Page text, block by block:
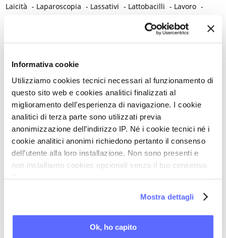
Informativa cookie
Utilizziamo cookies tecnici necessari al funzionamento di
questo sito web e cookies analitici finalizzati al
miglioramento dell’esperienza di navigazione. I cookie
analitici di terza parte sono utilizzati previa
anonimizzazione dell’indirizzo IP. Né i cookie tecnici né i
cookie analitici anonimi richiedono pertanto il consenso
dell’utente alla loro installazione. Non sono presenti e
non installiamo cookies opzionali senza il tuo consenso.
Mostra dettagli
Ok, ho capito
Laicità - Laparoscopia - Lassativi - Lattobacilli - Lavoro -
-Legittima difesa
Leucemia mieloide
Lichen vulvare -Limite
Linfoma di Hodgkin - Longevità -
Lupus eritematoso sistemico -Lutto
M
Madri adolescenti -Magnanimità -Magnesio
Mal di montagna - Malassorbimento - Malattia -
Malattia mentale
Malattie autoimmuni - Malattie cromosomiche -
Malformazioni
Malinconia -Martirio -Mascherina e distanziamento sociale
Mastectomia profilattica bilaterale